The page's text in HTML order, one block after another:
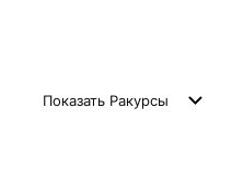
Показать Ракурсы